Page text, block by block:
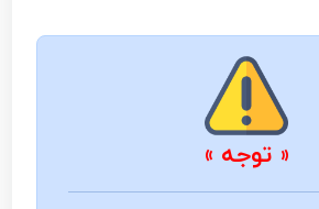
« توجه »